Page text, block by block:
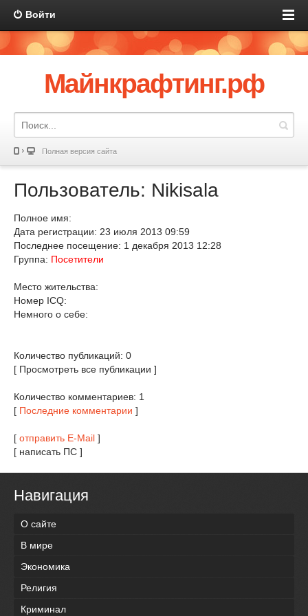
Войти
Майнкрафтинг.рф
Полная версия сайта
Пользователь: Nikisala
Полное имя:
Дата регистрации: 23 июля 2013 09:59
Последнее посещение: 1 декабря 2013 12:28
Группа: Посетители
Место жительства:
Номер ICQ:
Немного о себе:
Количество публикаций: 0
[ Просмотреть все публикации ]
Количество комментариев: 1
[ Последние комментарии ]
[ отправить E-Mail ]
[ написать ПС ]
Навигация
О сайте
В мире
Экономика
Религия
Криминал